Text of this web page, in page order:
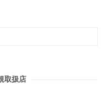
取扱店